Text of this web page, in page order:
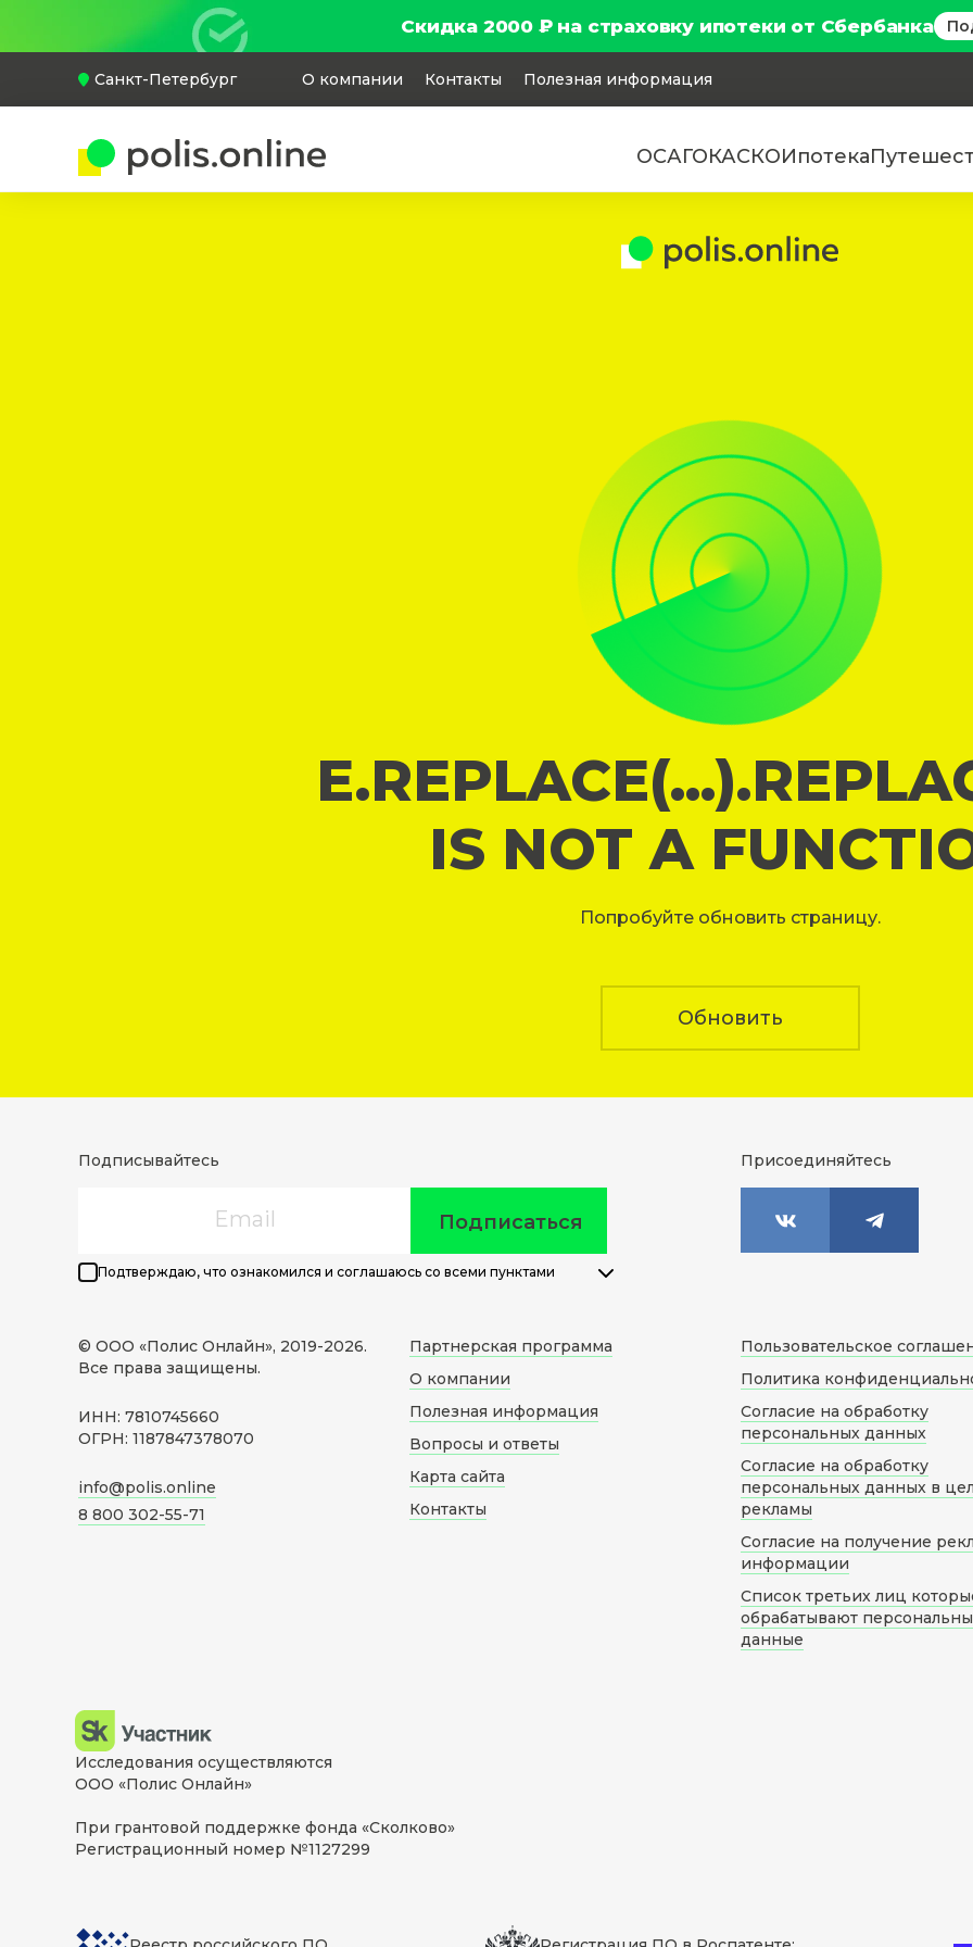
Скидка 2000 ₽ на страховку ипотеки от Сбербанка
Санкт-Петербург О компании Контакты Полезная информация
ОСАГОКАСКОИпотека
IS NOT A
Попробуйте обновить страницу.
Обновить
Подписывайтесь
Подписаться
Подтверждаю, что ознакомился и соглашаюсь со всеми пунктами
Присоединяйтесь
© ООО «Полис Онлайн», 2019-2026.
Все права защищены.
ИНН: 7810745660
ОГРН: 1187847378070
info@polis.online
8 800 302-55-71
Партнерская программа
О компании
Полезная информация
Вопросы и ответы
Карта сайта
Контакты
Пользовательское
Политика
Согласие на обработку
персональных данных
Согласие на обработку
персональных данных в
рекламы
Согласие на получение
информации
Список третьих лиц
обрабатывают
данные
Исследования осуществляются
ООО «Полис Онлайн»
При грантовой поддержке фонда «Сколково»
Регистрационный номер №1127299